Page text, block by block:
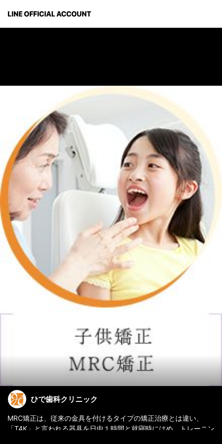
ひで歯科クリニック
MRC矯正は、従来の金具を付けるタイプの矯正治療とは違い、
「T4K」と言われる器具を日中１時間と就寝時にはめ、トレーニン